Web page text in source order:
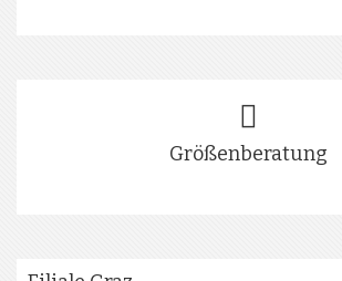
Größenberatung